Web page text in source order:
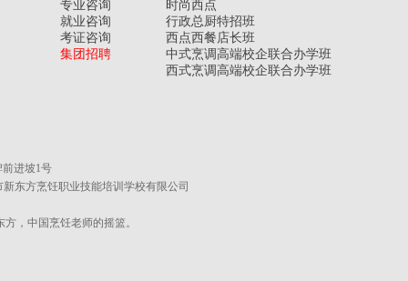
专业咨询
就业咨询
考证咨询
集团招聘
时尚西点
行政总厨特招班
西点西餐店长班
中式烹调高端校企联合办学班
西式烹调高端校企联合办学班
进坡1号
东方烹饪职业技能培训学校有限公司
，中国烹饪老师的摇篮。